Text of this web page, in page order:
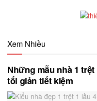
Xem Nhiều
Những mẫu nhà 1
tối giản tiết kiệm